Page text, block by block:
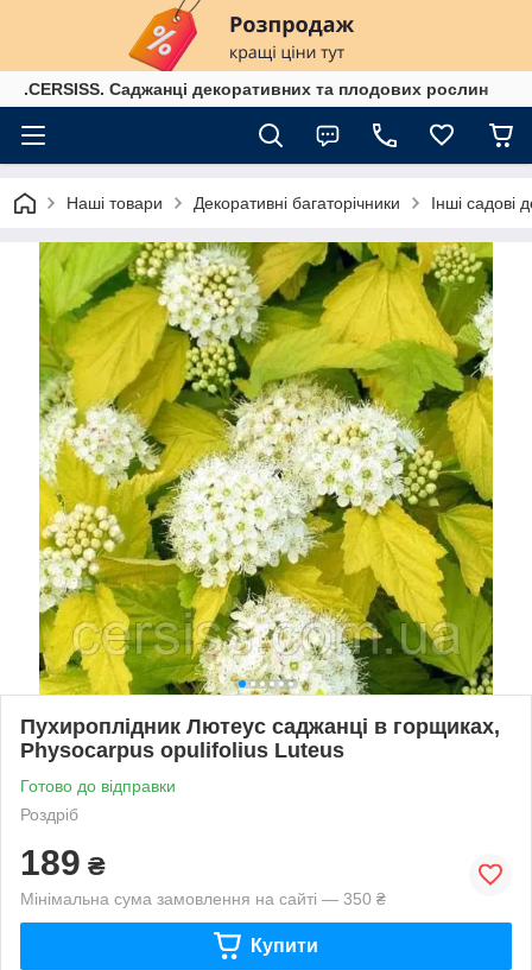
.CERSISS. Саджанці декоративних та плодових рослин
Наші товари Декоративні багаторічники Інші садові
Пухироплідник Лютеус саджанці в горщиках,
Physocarpus opulifolius Luteus
Готово до відправки
Роздріб
189 ₴
Мінімальна сума замовлення на сайті — 350 ₴
Купити